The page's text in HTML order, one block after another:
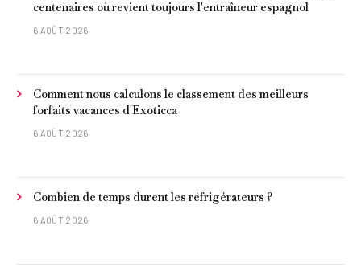
centenaires où revient toujours l'entraîneur espagnol
6 AOÛT 2026
Comment nous calculons le classement des meilleurs
forfaits vacances d'Exoticca
6 AOÛT 2026
Combien de temps durent les réfrigérateurs ?
6 AOÛT 2026